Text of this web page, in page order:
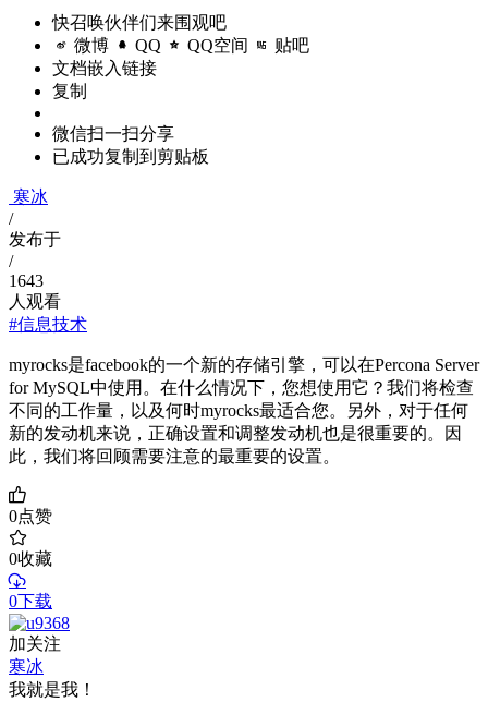
快召唤伙伴们来围观吧
微博 QQ QQ空间 贴吧
文档嵌入链接
复制
微信扫一扫分享
已成功复制到剪贴板
寒冰
/
发布于
/
1643
人观看
#信息技术
myrocks是facebook的一个新的存储引擎，可以在Percona Server
for MySQL中使用。在什么情况下，您想使用它？我们将检查
不同的工作量，以及何时myrocks最适合您。另外，对于任何
新的发动机来说，正确设置和调整发动机也是很重要的。因
此，我们将回顾需要注意的最重要的设置。
0点赞
0收藏
0下载
加关注
寒冰
我就是我！